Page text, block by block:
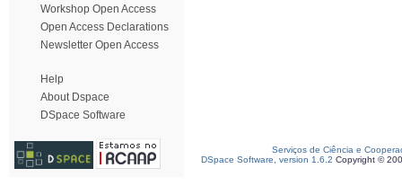
Workshop Open Access
Open Access Declarations
Newsletter Open Access
Help
About Dspace
DSpace Software
Serviços de Ciência e
DSpace Software, version 1.6.2 Copyright ©